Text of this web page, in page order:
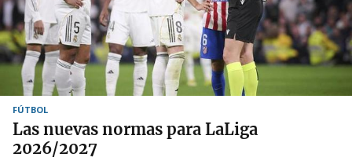
FÚTBOL
Las nuevas normas para LaLiga
2026/2027